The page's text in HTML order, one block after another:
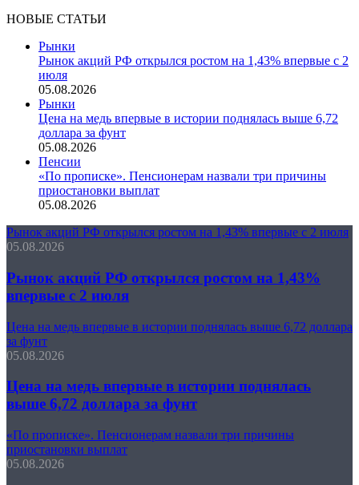
НОВЫЕ СТАТЬИ
Рынки
Рынок акций РФ открылся ростом на 1,43% впервые с 2
июля
05.08.2026
Рынки
Цена на медь впервые в истории поднялась выше 6,72
доллара за фунт
05.08.2026
Пенсии
«По прописке». Пенсионерам назвали три причины
приостановки выплат
05.08.2026
Рынок акций РФ открылся ростом на 1,43% впервые с 2 июля
05.08.2026
Рынок акций РФ открылся ростом на 1,43%
впервые с 2 июля
Цена на медь впервые в истории поднялась выше 6,72 доллара
за фунт
05.08.2026
Цена на медь впервые в истории поднялась
выше 6,72 доллара за фунт
«По прописке». Пенсионерам назвали три причины
приостановки выплат
05.08.2026